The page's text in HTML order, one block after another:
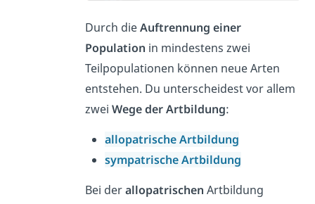
Durch dieAuftrennung einer
Population in mindestens zwei
Teilpopulationen können neue Arten
entstehen. Du unterscheidest vor allem
zweiWege der Artbildung:
allopatrische Artbildung
sympatrische Artbildung
Bei derallopatrischen Artbildung